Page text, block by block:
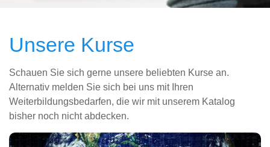
Unsere Kurse
Schauen Sie sich gerne unsere beliebten Kurse an.
Alternativ melden Sie sich bei uns mit Ihren
Weiterbildungsbedarfen, die wir mit unserem Katalog
bisher noch nicht abdecken.